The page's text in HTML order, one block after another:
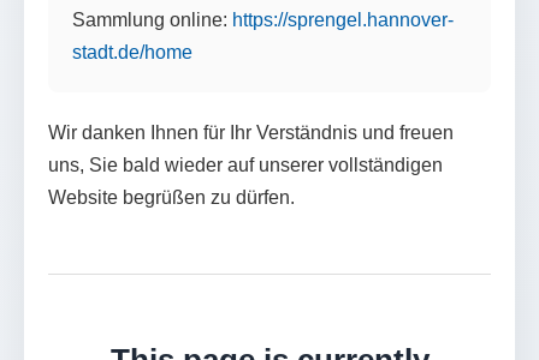
Sammlung online: https://sprengel.hannover-
stadt.de/home
Wir danken Ihnen für Ihr Verständnis und freuen
uns, Sie bald wieder auf unserer vollständigen
Website begrüßen zu dürfen.